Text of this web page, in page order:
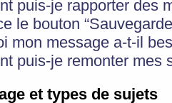
puis-je rapporter des
le bouton
mon message a-t-il
puis-je remonter mes
et types de sujets